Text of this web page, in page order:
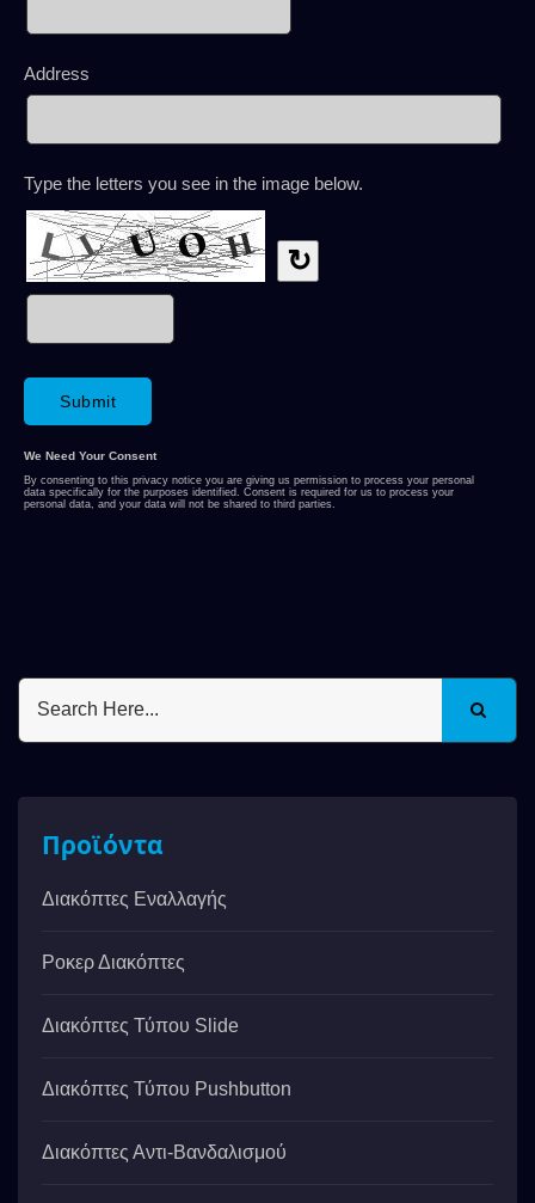
Προϊόντα
Διακόπτες Εναλλαγής
Ροκερ Διακόπτες
Διακόπτες Τύπου Slide
Διακόπτες Τύπου Pushbutton
Διακόπτες Αντι-Βανδαλισμού